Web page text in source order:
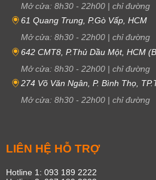
Mở cửa: 8h30 - 22h00 | chỉ đường
61 Quang Trung, P.Gò Vấp, HCM
Mở cửa: 8h30 - 22h00 | chỉ đường
642 CMT8, P.Thủ Dầu Một, HCM
Mở cửa: 8h30 - 22h00 | chỉ đường
274 Võ Văn Ngân, P. Bình Thọ,
Mở cửa: 8h30 - 22h00 | chỉ đường
LIÊN HỆ HỖ TRỢ
Hotline 1: 093 189 2222